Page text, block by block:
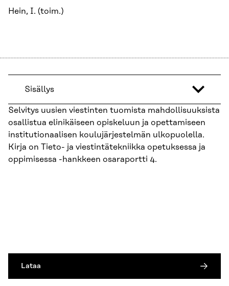
Hein, I. (toim.)
Sisällys
Selvitys uusien viestinten tuomista mahdollisuuksista
osallistua elinikäiseen opiskeluun ja opettamiseen
institutionaalisen koulujärjestelmän ulkopuolella.
Kirja on Tieto- ja viestintätekniikka opetuksessa ja
oppimisessa -hankkeen osaraportti 4.
Lataa